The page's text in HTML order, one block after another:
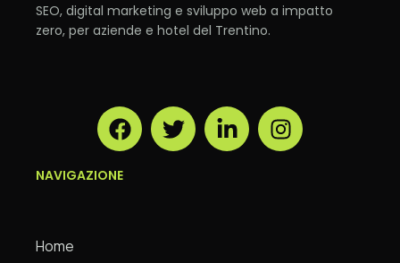
SEO, digital marketing e sviluppo web a impatto
zero, per aziende e hotel del Trentino.
NAVIGAZIONE
Home